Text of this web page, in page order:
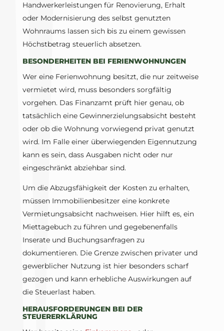
Handwerkerleistungen für Renovierung, Erhalt
oder Modernisierung des selbst genutzten
Wohnraums lassen sich bis zu einem gewissen
Höchstbetrag steuerlich absetzen.
BESONDERHEITEN BEI FERIENWOHNUNGEN
Wer eine Ferienwohnung besitzt, die nur zeitweise
vermietet wird, muss besonders sorgfältig
vorgehen. Das Finanzamt prüft hier genau, ob
tatsächlich eine Gewinnerzielungsabsicht besteht
oder ob die Wohnung vorwiegend privat genutzt
wird. Im Falle einer überwiegenden Eigennutzung
kann es sein, dass Ausgaben nicht oder nur
eingeschränkt abziehbar sind.
Um die Abzugsfähigkeit der Kosten zu erhalten,
müssen Immobilienbesitzer eine konkrete
Vermietungsabsicht nachweisen. Hier hilft es, ein
Miettagebuch zu führen und gegebenenfalls
Inserate und Buchungsanfragen zu
dokumentieren. Die Grenze zwischen privater und
gewerblicher Nutzung ist hier besonders scharf
gezogen und kann erhebliche Auswirkungen auf
die Steuerlast haben.
HERAUSFORDERUNGEN BEI DER
STEUERERKLÄRUNG